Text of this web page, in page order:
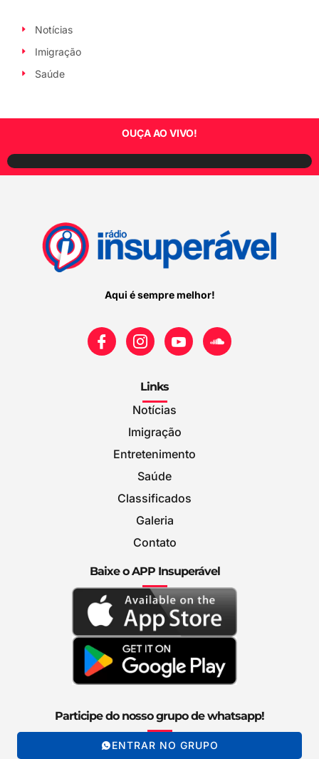
Notícias
Imigração
Saúde
OUÇA AO VIVO!
Aqui é sempre melhor!
Links
Notícias
Imigração
Entretenimento
Saúde
Classificados
Galeria
Contato
Baixe o APP Insuperável
Participe do nosso grupo de whatsapp!
ENTRAR NO GRUPO